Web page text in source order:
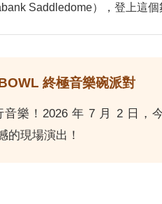
Saddledome），登上這
終極音樂碗派對
樂！2026 年 7 月 2 日，
的現場演出！